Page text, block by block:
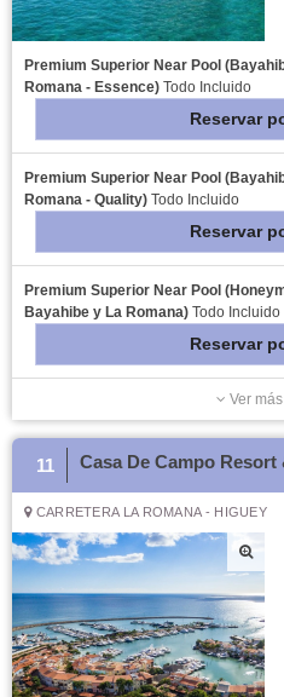
Premium Superior Near Pool
Romana - Essence) Todo Incluido
Reservar
Premium Superior Near Pool
Romana - Quality) Todo Incluido
Reservar
Premium Superior Near Pool
Bayahibe y La Romana) Todo Incluido
Reservar
Ver
11 Casa De Campo Resort
CARRETERA LA ROMANA - HIGUEY